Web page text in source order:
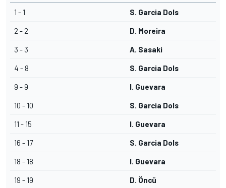
1 - 1 S. Garcia Dols
2 - 2 D. Moreira
3 - 3 A. Sasaki
4 - 8 S. Garcia Dols
9 - 9 I. Guevara
10 - 10 S. Garcia Dols
11 - 15 I. Guevara
16 - 17 S. Garcia Dols
18 - 18 I. Guevara
19 - 19 D. Öncü